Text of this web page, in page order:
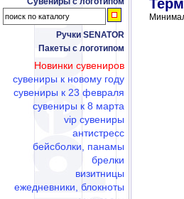
Ручки SENATOR
Пакеты с логотипом
Новинки сувениров
сувениры к новому году
сувениры к 23 февраля
сувениры к 8 марта
vip сувениры
антистресс
бейсболки, панамы
брелки
визитницы
ежедневники, блокноты